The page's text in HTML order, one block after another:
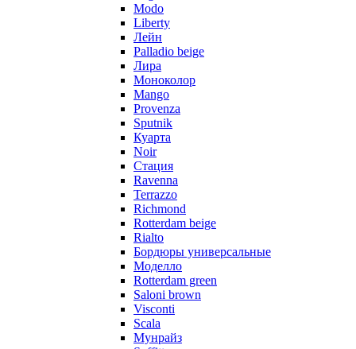
Modo
Liberty
Лейн
Palladio beige
Лира
Моноколор
Mango
Provenza
Sputnik
Куарта
Noir
Стация
Ravenna
Terrazzo
Richmond
Rotterdam beige
Rialto
Бордюры универсальные
Моделло
Rotterdam green
Saloni brown
Visconti
Scala
Мунрайз